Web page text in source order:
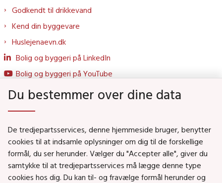
Godkendt til drikkevand
Kend din byggevare
Huslejenaevn.dk
Bolig og byggeri på LinkedIn
Bolig og byggeri på YouTube
Social- og Boligministeriet
Job i Social- og Boligstyrelsen
Puljer og tilskud
Du bestemmer over dine data
De tredjepartsservices, denne hjemmeside bruger, benytter
cookies til at indsamle oplysninger om dig til de forskellige
formål, du ser herunder. Vælger du "Accepter alle", giver du
samtykke til at tredjepartsservices må lægge denne type
cookies hos dig. Du kan til- og fravælge formål herunder og